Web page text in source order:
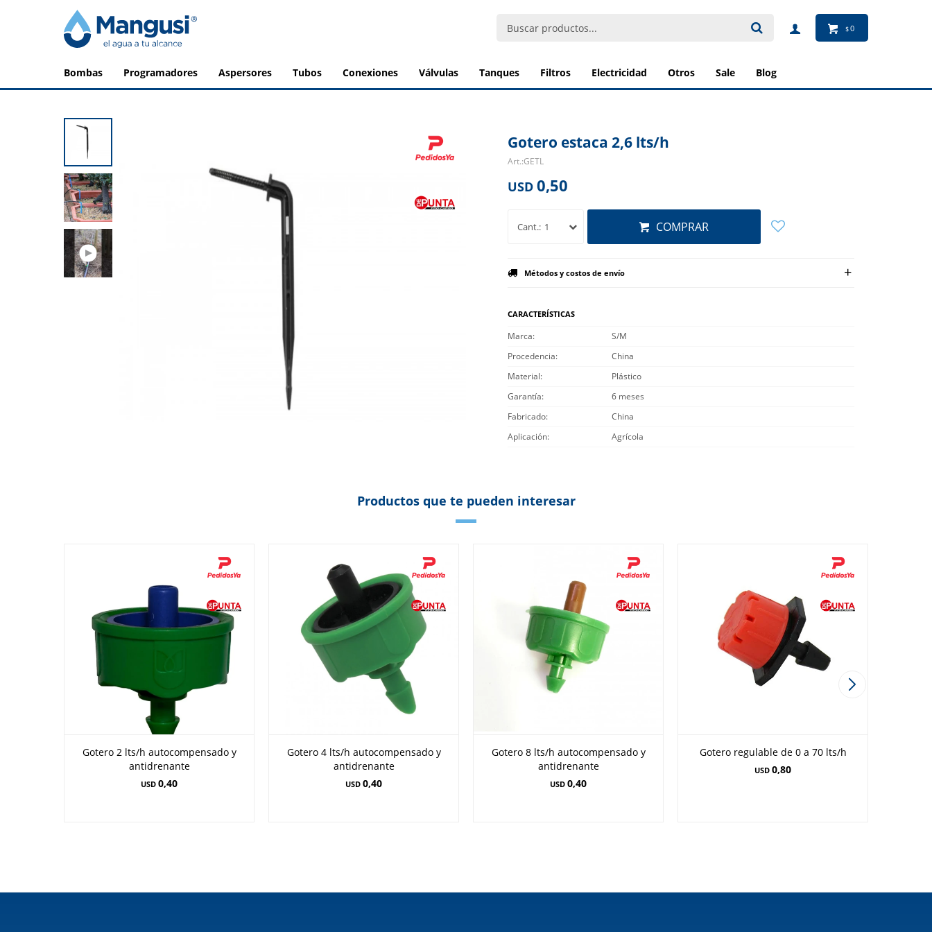
bombas programadores aspersores tubos conexiones válvulas tanques filtros electricidad otros sale blog
$0
Gotero estaca 2,6 lts/h
GETL
USD 0,50
1 COMPRAR
Métodos y costos de envío
CARACTERÍSTICAS
Marca
S/M
Procedencia
China
Material
Plástico
Garantía
6 meses
Fabricado
China
Aplicación
Agrícola
Productos que te pueden interesar
Gotero 2 lts/h autocompensado y
antidrenante
USD 0,40
Gotero 4 lts/h autocompensado y
antidrenante
USD 0,40
Gotero 8 lts/h autocompensado y
antidrenante
USD 0,40
Gotero regulable de 0 a 70 lts/h
USD 0,80